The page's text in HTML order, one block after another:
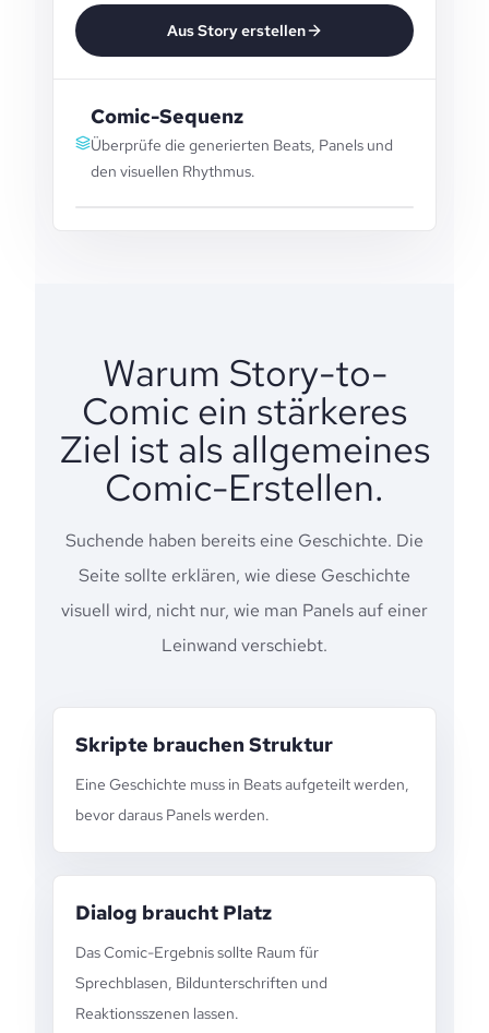
Aus Story erstellen
Comic-Sequenz
Überprüfe die generierten Beats, Panels und
den visuellen Rhythmus.
Warum Story-to-
Comic ein stärkeres
Ziel ist als allgemeines
Comic-Erstellen.
Suchende haben bereits eine Geschichte. Die
Seite sollte erklären, wie diese Geschichte
visuell wird, nicht nur, wie man Panels auf einer
Leinwand verschiebt.
Skripte brauchen Struktur
Eine Geschichte muss in Beats aufgeteilt werden,
bevor daraus Panels werden.
Dialog braucht Platz
Das Comic-Ergebnis sollte Raum für
Sprechblasen, Bildunterschriften und
Reaktionsszenen lassen.